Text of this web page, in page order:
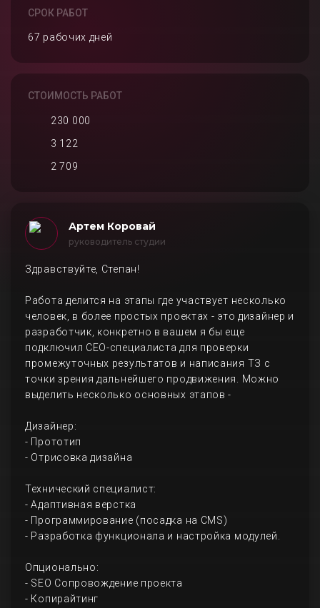
СРОК РАБОТ
67 рабочих дней
СТОИМОСТЬ РАБОТ
230 000
3 122
2 709
Артем Коровай
руководитель студии
Здравствуйте, Степан!
Работа делится на этапы где участвует несколько
человек, в более простых проектах - это дизайнер и
разработчик, конкретно в вашем я бы еще
подключил СЕО-специалиста для проверки
промежуточных результатов и написания ТЗ с
точки зрения дальнейшего продвижения. Можно
выделить несколько основных этапов -
Дизайнер:
- Прототип
- Отрисовка дизайна
Технический специалист:
- Адаптивная верстка
- Программирование (посадка на CMS)
- Разработка функционала и настройка модулей.
Опционально:
- SEO Сопровождение проекта
- Копирайтинг